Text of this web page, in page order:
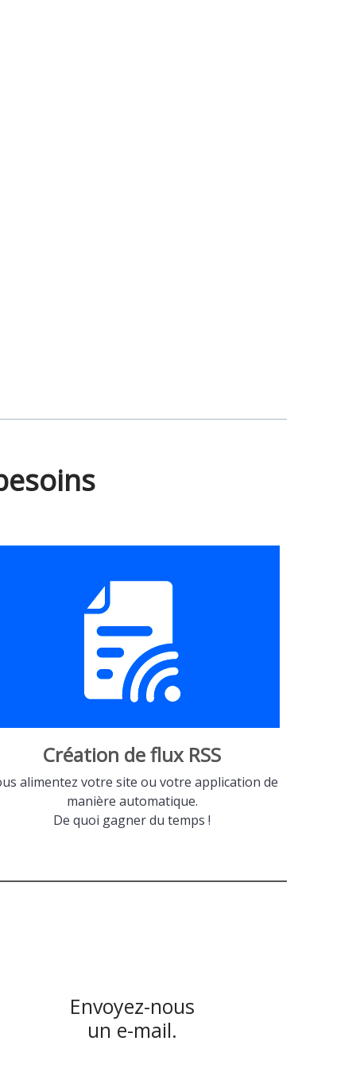
Création de flux RSS
alimentez votre site ou votre application de
manière automatique.
De quoi gagner du temps !
Envoyez-nous
un e-mail.